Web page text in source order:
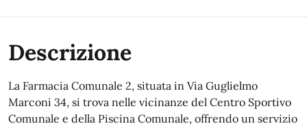
Descrizione
La Farmacia Comunale 2, situata in Via Guglielmo
Marconi 34, si trova nelle vicinanze del Centro Sportivo
Comunale e della Piscina Comunale, offrendo un servizio